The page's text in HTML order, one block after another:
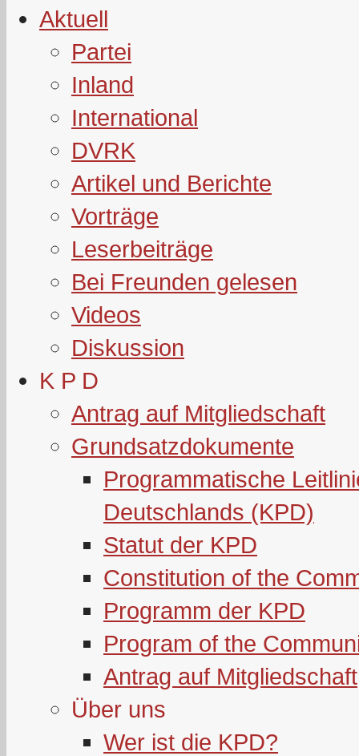
Aktuell
Partei
Inland
International
DVRK
Artikel und Berichte
Vorträge
Leserbeiträge
Bei Freunden gelesen
Videos
Diskussion
K P D
Antrag auf Mitgliedschaft
Grundsatzdokumente
Programmatische
Deutschlands (KPD)
Statut der KPD
Constitution of the
Programm der KPD
Program of the
Antrag auf Mitgliedschaft
Über uns
Wer ist die KPD?